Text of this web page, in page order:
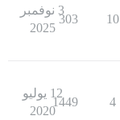
10
303
3 نوفمبر
2025
4
1449
12 يوليو
2020